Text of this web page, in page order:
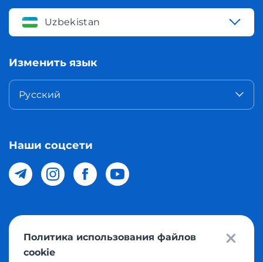
Uzbekistan
Изменить язык
Русский
Наши соцсети
© 2026 Meest Shopping доставка покупок с интернет
магазинов мира в Узбекистан. Все права защищены
Политика использования файлов
cookie